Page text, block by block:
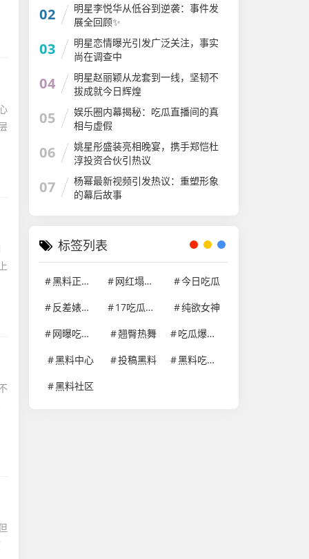
02
明星李悦华从低谷到逆袭：事件发
展全回顾✨
03
明星恋情曝光引发广泛关注，事实
尚在调查中
04
明星赵丽颖从龙套到一线，坚韧不
拔成就今日辉煌
05
娱乐圈内幕揭秘：吃瓜直播间的真
相与虚假
06
姚星彤盛装亮相晚宴，携手郑恺杜
淳投资合伙引热议
07
杨幂最新视频引发热议：重塑形象
的幕后故事
标签列表
黑料正能量 网红塌房事件
今日吃瓜
反差婊学生妹
17吃瓜网官网
纯欲女神
网曝吃瓜黑料在线网站
翘臀热舞
吃瓜爆料就看黑料社区
黑料中心
投稿黑料
黑料吃瓜网
黑料社区